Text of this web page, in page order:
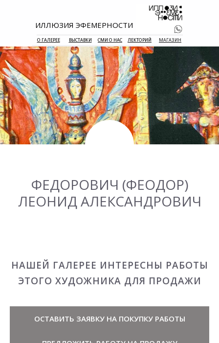
МАГАЗИН
ЛЕКТОРИЙ
СМИ О НАС
ВЫСТАВКИ
О ГАЛЕРЕЕ
ИЛЛЮЗИЯ ЭФЕМЕРНОСТИ
+7 938 177
ФЕДОРОВИЧ (ФЕОДОР)
ЛЕОНИД АЛЕКСАНДРОВИЧ
НАШЕЙ ГАЛЕРЕЕ ИНТЕРЕСНЫ РАБОТЫ
ЭТОГО ХУДОЖНИКА ДЛЯ ПРОДАЖИ
ОСТАВИТЬ ЗАЯВКУ НА ПОКУПКУ РАБОТЫ